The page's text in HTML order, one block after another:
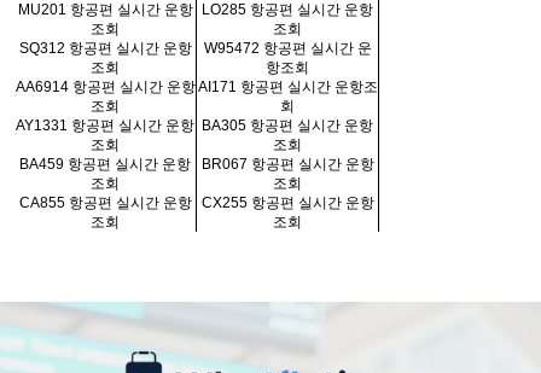
MU201 항공편 실시간 운항
조회
LO285 항공편 실시간 운항
조회
SQ312 항공편 실시간 운항
조회
W95472 항공편 실시간 운
항조회
AA6914 항공편 실시간 운항
조회
AI171 항공편 실시간 운항조
회
AY1331 항공편 실시간 운항
조회
BA305 항공편 실시간 운항
조회
BA459 항공편 실시간 운항
조회
BR067 항공편 실시간 운항
조회
CA855 항공편 실시간 운항
조회
CX255 항공편 실시간 운항
조회